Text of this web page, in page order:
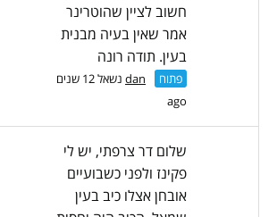
חשוב לציין שהוטרינר
אמר שאין בעיה מבנית
בעין. תודה רונה
פתוח dan
נשאל 12 שנים
ago
שלום דר צרפתי, יש לי
פקינז ולפני כשבועיים
אובחן אצלו כיב בעין